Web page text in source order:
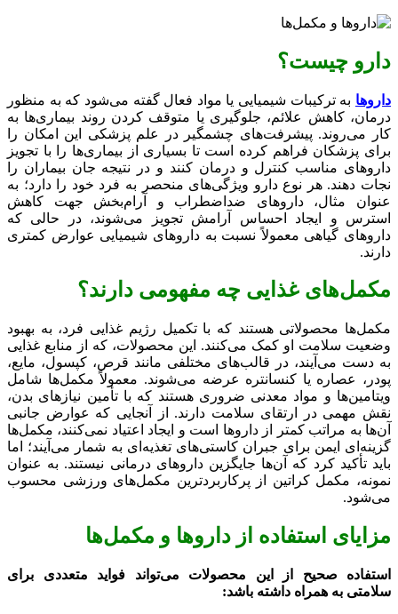
دارو چیست؟
داروها به ترکیبات شیمیایی یا مواد فعال گفته می‌شود که به منظور
درمان، کاهش علائم، جلوگیری یا متوقف کردن روند بیماری‌ها به
کار می‌روند. پیشرفت‌های چشمگیر در علم پزشکی این امکان را
برای پزشکان فراهم کرده است تا بسیاری از بیماری‌ها را با تجویز
داروهای مناسب کنترل و درمان کنند و در نتیجه جان بیماران را
نجات دهند. هر نوع دارو ویژگی‌های منحصر به فرد خود را دارد؛ به
عنوان مثال، داروهای ضداضطراب و آرام‌بخش جهت کاهش
استرس و ایجاد احساس آرامش تجویز می‌شوند، در حالی که
داروهای گیاهی معمولاً نسبت به داروهای شیمیایی عوارض کمتری
دارند.
مکمل‌های غذایی چه مفهومی دارند؟
مکمل‌ها محصولاتی هستند که با تکمیل رژیم غذایی فرد، به بهبود
وضعیت سلامت او کمک می‌کنند. این محصولات، که از منابع غذایی
به دست می‌آیند، در قالب‌های مختلفی مانند قرص، کپسول، مایع،
پودر، عصاره یا کنسانتره عرضه می‌شوند. معمولاً مکمل‌ها شامل
ویتامین‌ها و مواد معدنی ضروری هستند که با تأمین نیازهای بدن،
نقش مهمی در ارتقای سلامت دارند. از آنجایی که عوارض جانبی
آن‌ها به مراتب کمتر از داروها است و ایجاد اعتیاد نمی‌کنند، مکمل‌ها
گزینه‌ای ایمن برای جبران کاستی‌های تغذیه‌ای به شمار می‌آیند؛ اما
باید تأکید کرد که آن‌ها جایگزین داروهای درمانی نیستند. به عنوان
نمونه، مکمل کراتین از پرکاربردترین مکمل‌های ورزشی محسوب
می‌شود.
مزایای استفاده از داروها و مکمل‌ها
استفاده صحیح از این محصولات می‌تواند فواید متعددی برای
سلامتی به همراه داشته باشد: